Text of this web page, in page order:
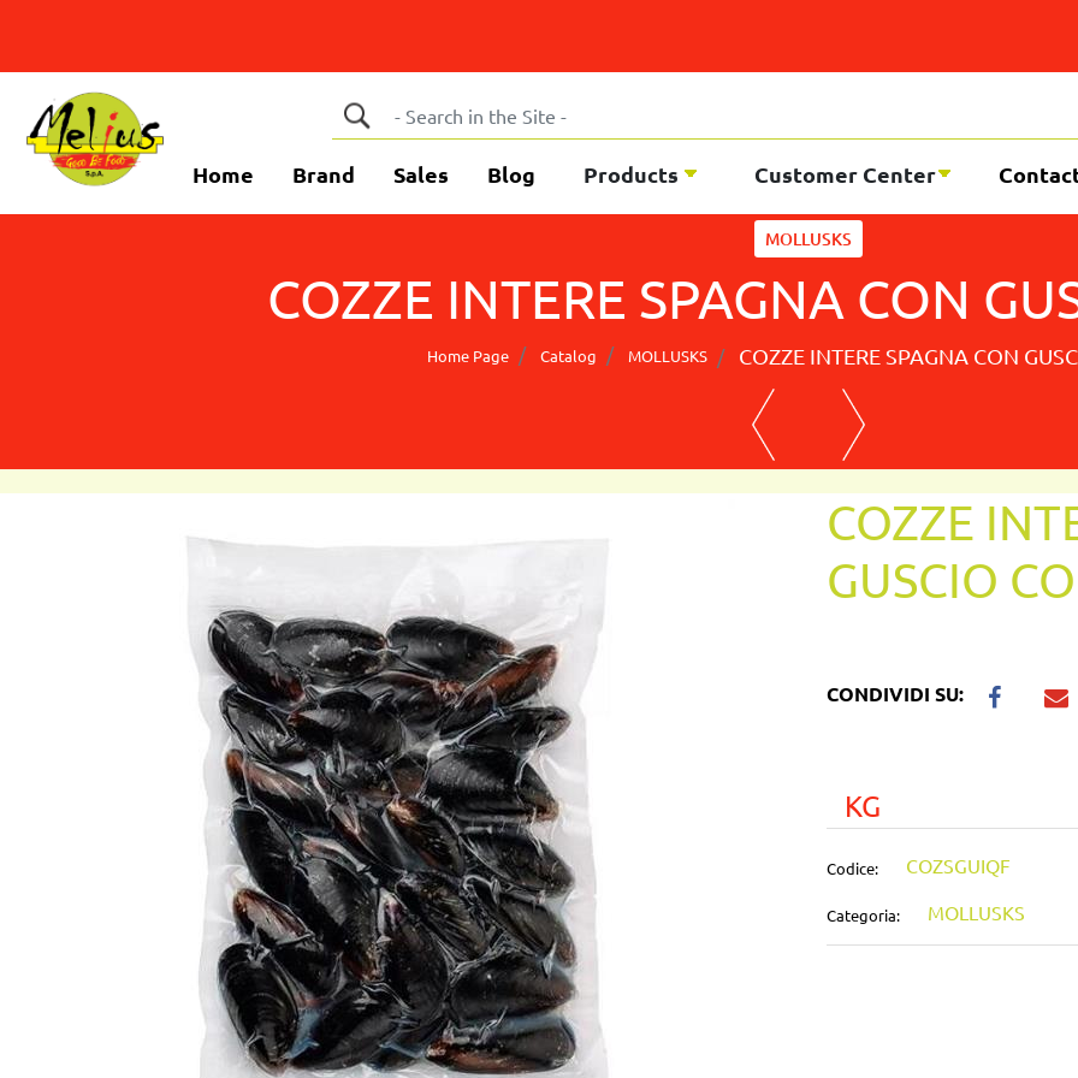
Home Brand Sales Blog Products Customer Center
MOLLUSKS
COZZE INTERE SPAGNA CON
Home Page Catalog MOLLUSKS COZZE INTERE SPAGNA CON
COZZE
GUSCIO
CONDIVIDI SU:
KG
Codice: COZSGUIQF
Categoria: MOLLUSKS